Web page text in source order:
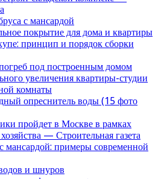
с мансардой
покрытие для дома и квартиры
принцип и порядок сборки
под построенным домом
увеличения квартиры-студии
комнаты
опреснитель воды (15 фото
пройдет в Москве в рамках
— Строительная газета
примеры современной
и шнуров